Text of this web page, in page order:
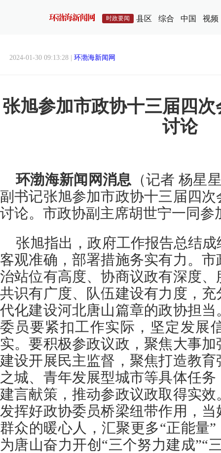
时政要闻 县区 综合 中国 视频
2024-01-30 09:13:28 | 环渤海新闻网
张旭参加市政协十三届四
讨论
环渤海新闻网消息 （记者 杨星
副书记张旭参加市政协十三届四
讨论。市政协副主席胡世宁一同参
张旭指出，政府工作报告总结
客观准确，部署措施务实有力。
治站位有高度、协商议政有深度
共识有广度、队伍建设有力度，
代化建设河北唐山篇章的政协担
委员要紧扣工作实际，坚定发展
实。要积极参政议政，聚焦大事
建设开展民主监督，聚焦打造教
之城、青年发展型城市等具体任
建言献策，推动参政议政取得实
发挥好政协委员桥梁纽带作用，
群众的暖心人，汇聚更多“正能量
为唐山奋力开创“三个努力建成”“